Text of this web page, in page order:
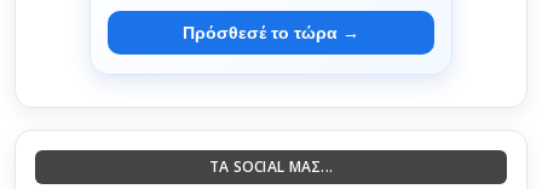
Πρόσθεσέ το τώρα →
ΤΑ SOCIAL ΜΑΣ...